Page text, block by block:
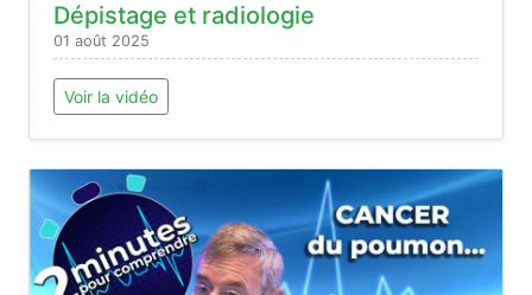
Dépistage et radiologie
01 août 2025
Voir la vidéo